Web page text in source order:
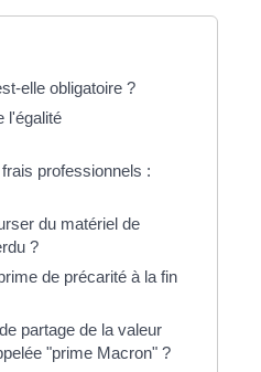
elle obligatoire ?
l'égalité
professionnels :
du matériel de
?
de précarité à la fin
partage de la valeur
"prime Macron" ?